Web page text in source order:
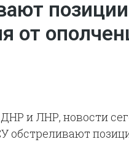
от
и ЛНР, новости
обстреливают